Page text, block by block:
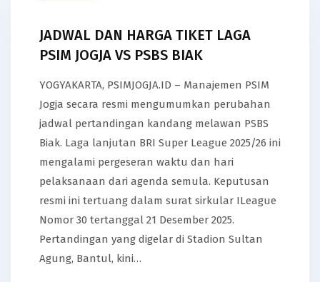
JADWAL DAN HARGA TIKET LAGA
PSIM JOGJA VS PSBS BIAK
YOGYAKARTA, PSIMJOGJA.ID – Manajemen PSIM
Jogja secara resmi mengumumkan perubahan
jadwal pertandingan kandang melawan PSBS
Biak. Laga lanjutan BRI Super League 2025/26 ini
mengalami pergeseran waktu dan hari
pelaksanaan dari agenda semula. Keputusan
resmi ini tertuang dalam surat sirkular ILeague
Nomor 30 tertanggal 21 Desember 2025.
Pertandingan yang digelar di Stadion Sultan
Agung, Bantul, kini…